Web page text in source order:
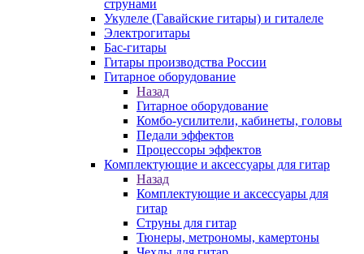
струнами
Укулеле (Гавайские гитары) и гиталеле
Электрогитары
Бас-гитары
Гитары производства России
Гитарное оборудование
Назад
Гитарное оборудование
Комбо-усилители, кабинеты, головы
Педали эффектов
Процессоры эффектов
Комплектующие и аксессуары для гитар
Назад
Комплектующие и аксессуары для
гитар
Струны для гитар
Тюнеры, метрономы, камертоны